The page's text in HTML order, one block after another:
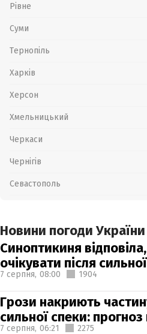
Рівне
Суми
Тернопіль
Харків
Херсон
Хмельницький
Черкаси
Чернігів
Севастополь
Новини погоди України
Синоптикиня
очікувати після
7 серпня, 08:00 1904
Грози накриють
сильної спеки:
7 серпня, 06:21 2275